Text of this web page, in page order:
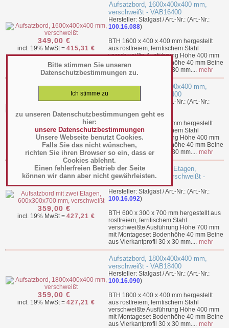
Bitte stimmen Sie unseren
Datenschutzbestimmungen zu.
zu unseren Datenschutzbestimmungen geht es
hier:
unsere Datenschutzbestimmungen
Unsere Webseite benutzt Cookies.
Falls Sie das nicht wünschen,
richten Sie ihren Browser so ein, dass er
Cookies ablehnt.
Einen fehlerfreien Betrieb der Seite
können wir dann aber nicht gewährleisten.
349,00 €
incl. 19% MwSt = 415,31 €
Aufsatzbord, 1600x400x400 mm,
verschweißt - VAB16400
Hersteller: Stalgast / Art.-Nr.: (Art.-Nr.:
100.16.088)
BTH 1600 x 400 x 400 mm hergestellt
aus rostfreiem, ferritischem Stahl
verschweißte Ausführung Höhe 400 mm
mit Montageset Bodenhöhe 40 mm Beine
aus Vierkantprofil 30 x 30 mm.... mehr
incl. 19% MwSt =427,21 €
Aufsatzbord, 1700x400x400 mm,
verschweißt - VAB17400
Hersteller: Stalgast / Art.-Nr.: (Art.-Nr.:
BTH 1700 x 400 x 400 mm hergestellt
aus rostfreiem, ferritischem Stahl
verschweißte Ausführung Höhe 400 mm
mit Montageset Bodenhöhe 40 mm Beine
aus Vierkantprofil 30 x 30 mm.... mehr
359,00 €
incl. 19% MwSt = 427,21 €
Aufsatzbord mit zwei Etagen,
600x300x700 mm, verschweißt -
VAB06301
Hersteller: Stalgast / Art.-Nr.: (Art.-Nr.:
100.16.092)
BTH 600 x 300 x 700 mm hergestellt aus
rostfreiem, ferritischem Stahl
verschweißte Ausführung Höhe 700 mm
mit Montageset Bodenhöhe 40 mm Beine
aus Vierkantprofil 30 x 30 mm.... mehr
359,00 €
incl. 19% MwSt = 427,21 €
Aufsatzbord, 1800x400x400 mm,
verschweißt - VAB18400
Hersteller: Stalgast / Art.-Nr.: (Art.-Nr.:
100.16.090)
BTH 1800 x 400 x 400 mm hergestellt
aus rostfreiem, ferritischem Stahl
verschweißte Ausführung Höhe 400 mm
mit Montageset Bodenhöhe 40 mm Beine
aus Vierkantprofil 30 x 30 mm.... mehr